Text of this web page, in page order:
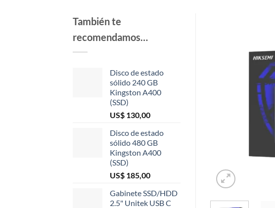
También te
recomendamos…
Disco de estado
sólido 240 GB
Kingston A400
(SSD)
US$ 130,00
Disco de estado
sólido 480 GB
Kingston A400
(SSD)
US$ 185,00
Gabinete SSD/HDD
2.5" Unitek USB C